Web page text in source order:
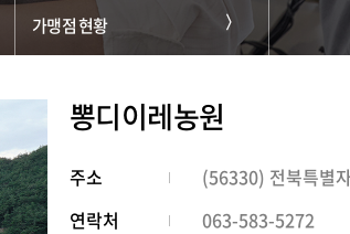
가맹점 현황
뽕디이레농원
주소
(56330) 전북특별
연락처
063-583-5272